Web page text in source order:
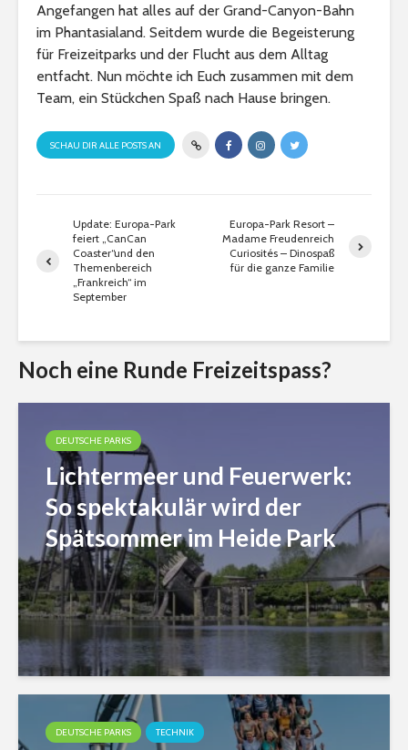
Angefangen hat alles auf der Grand-Canyon-Bahn
im Phantasialand. Seitdem wurde die Begeisterung
für Freizeitparks und der Flucht aus dem Alltag
entfacht. Nun möchte ich Euch zusammen mit dem
Team, ein Stückchen Spaß nach Hause bringen.
SCHAU DIR ALLE POSTS AN
Update: Europa-Park
feiert „CanCan
Coaster“und den
Themenbereich
„Frankreich“ im
September
Europa-Park Resort –
Madame Freudenreich
Curiosités – Dinospaß
für die ganze Familie
Noch eine Runde Freizeitspass?
DEUTSCHE PARKS
Lichtermeer und Feuerwerk:
So spektakulär wird der
Spätsommer im Heide Park
DEUTSCHE PARKS TECHNIK